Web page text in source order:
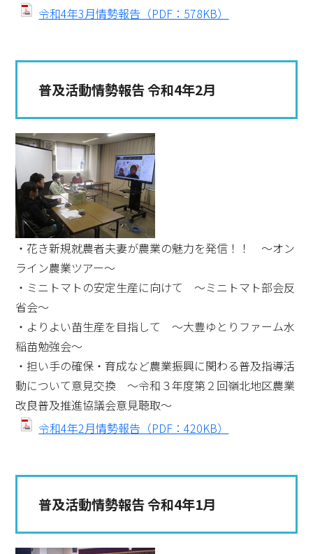
令和4年3月情勢報告（PDF：578KB）
普及活動情勢報告 令和4年2月
・花き新規就農者夫妻が農業の魅力を発信！！ ～オン
ライン農業ツアー～
・ミニトマトの安定生産に向けて ～ミニトマト部会反
省会～
・よりよい苗生産を目指して ～大豊ゆとりファーム水
稲苗勉強会～
・担い手の確保・育成など農業振興に関わる普及指導活
動について意見交換 ～令和３年度第２回嶺北地区農業
改良普及推進協議会意見聴取～
令和4年2月情勢報告（PDF：420KB）
普及活動情勢報告 令和4年1月